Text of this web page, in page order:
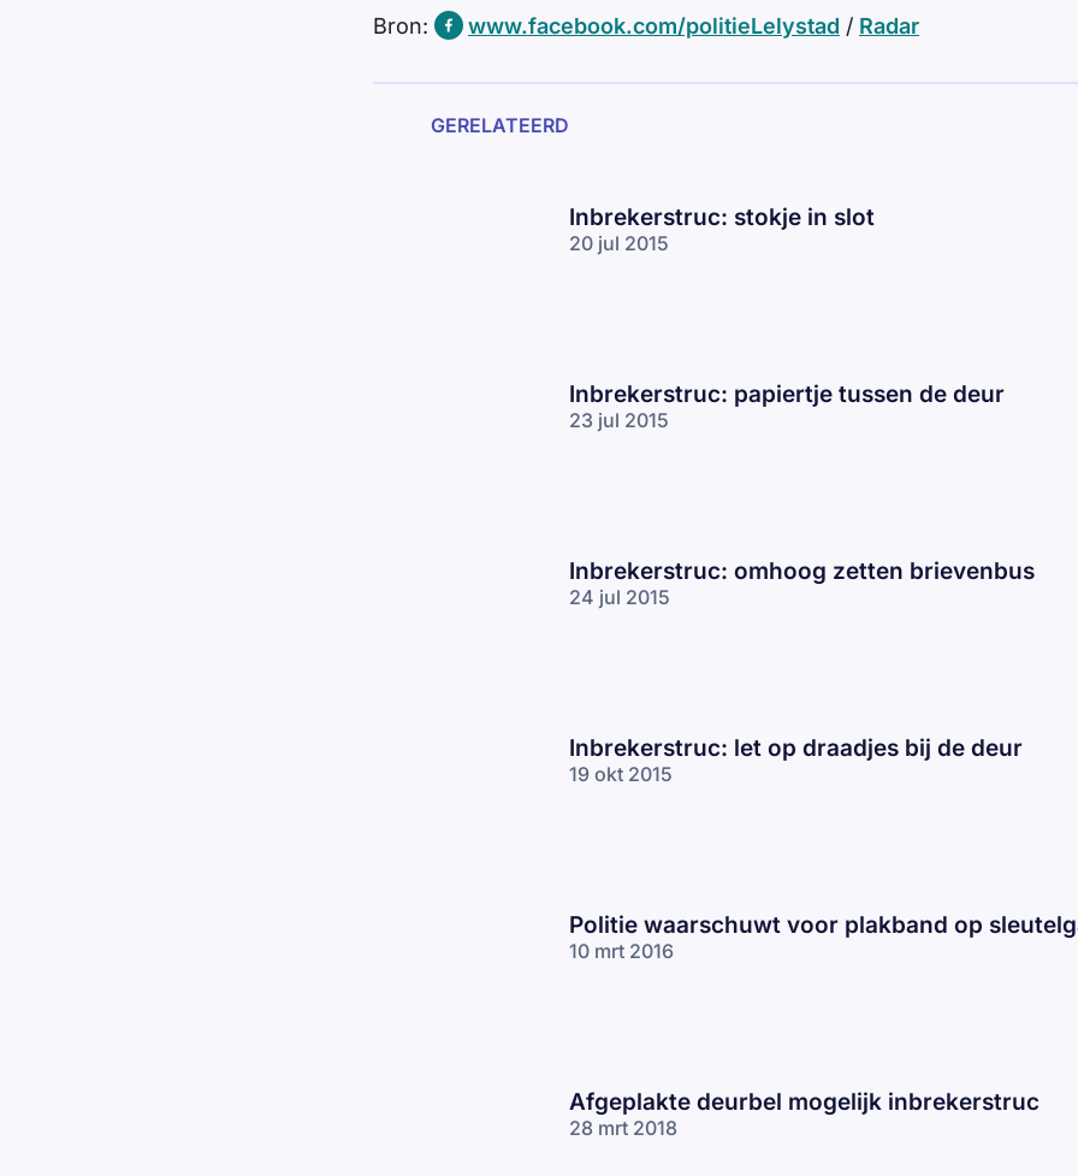
Bron: www.facebook.com/politieLelystad / Radar
GERELATEERD
Inbrekerstruc: stokje in slot
20 jul 2015
Inbrekerstruc: papiertje tussen de deur
23 jul 2015
Inbrekerstruc: omhoog zetten brievenbus
24 jul 2015
Inbrekerstruc: let op draadjes bij de deur
19 okt 2015
Politie waarschuwt voor plakband op
10 mrt 2016
Afgeplakte deurbel mogelijk inbrekerstruc
28 mrt 2018